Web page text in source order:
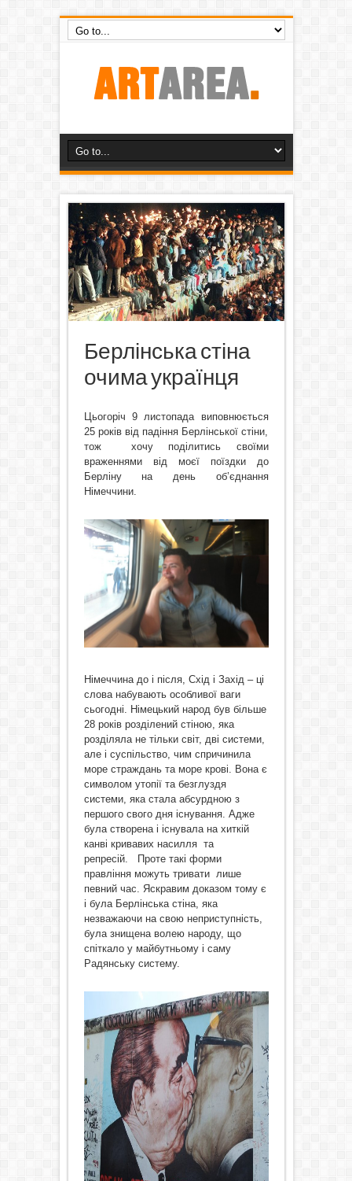
Берлінська стіна
очима українця
Цьогоріч 9 листопада виповнюється
25 років від падіння Берлінської стіни,
тож хочу поділитись своїми
враженнями від моєї поїздки до
Берліну на день об’єднання
Німеччини.
Німеччина до і після, Схід і Захід – ці
слова набувають особливої ваги
сьогодні. Німецький народ був більше
28 років розділений стіною, яка
розділяла не тільки світ, дві системи,
але і суспільство, чим спричинила
море страждань та море крові. Вона є
символом утопії та безглуздя
системи, яка стала абсурдною з
першого свого дня існування. Адже
була створена і існувала на хиткій
канві кривавих насилля та
репресій. Проте такі форми
правління можуть тривати лише
певний час. Яскравим доказом тому є
і була Берлінська стіна, яка
незважаючи на свою неприступність,
була знищена волею народу, що
спіткало у майбутньому і саму
Радянську систему.